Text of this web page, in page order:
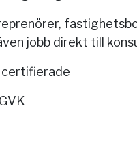
jobb direkt till
certifierade